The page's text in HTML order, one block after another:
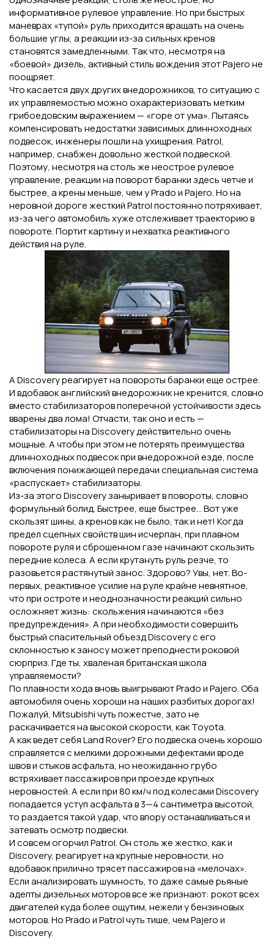
информативное рулевое управление. Но при быстрых
маневрах «тупой» руль приходится вращать на очень
большие углы, а реакции из-за сильных кренов
становятся замедленными. Так что, несмотря на
«боевой» дизель, активный стиль вождения этот Pajero не
поощряет.
Что касается двух других внедорожников, то ситуацию с
их управляемостью можно охарактеризовать метким
грибоедовским выражением — «горе от ума». Пытаясь
компенсировать недостатки зависимых длинноходных
подвесок, инженеры пошли на ухищрения. Patrol,
например, снабжен довольно жесткой подвеской.
Поэтому, несмотря на столь же неострое рулевое
управление, реакции на поворот баранки здесь четче и
быстрее, а крены меньше, чем у Prado и Pajero. Но на
неровной дороге жесткий Patrol постоянно потряхивает,
из-за чего автомобиль хуже отслеживает траекторию в
повороте. Портит картину и нехватка реактивного
действия на руле.
А Discovery реагирует на повороты баранки еще острее.
И вдобавок английский внедорожник не кренится, словно
вместо стабилизаторов поперечной устойчивости здесь
вварены два лома! Отчасти, так оно и есть —
стабилизаторы на Discovery действительно очень
мощные. А чтобы при этом не потерять преимущества
длинноходных подвесок при внедорожной езде, после
включения понижающей передачи специальная система
«распускает» стабилизаторы.
Из-за этого Discovery заныривает в повороты, словно
формульный болид. Быстрее, еще быстрее... Вот уже
скользят шины, а кренов как не было, так и нет! Когда
предел сцепных свойств шин исчерпан, при плавном
повороте руля и сброшенном газе начинают скользить
передние колеса. А если крутануть руль резче, то
разовьется растянутый занос. Здорово? Увы, нет. Во-
первых, реактивное усилие на руле крайне невнятное,
что при остроте и неоднозначности реакций сильно
осложняет жизнь: скольжения начинаются «без
предупреждения». А при необходимости совершить
быстрый спасительный объезд Discovery с его
склонностью к заносу может преподнести роковой
сюрприз. Где ты, хваленая британская школа
управляемости?
По плавности хода вновь выигрывают Prado и Pajero. Оба
автомобиля очень хороши на наших разбитых дорогах!
Пожалуй, Mitsubishi чуть пожестче, зато не
раскачивается на высокой скорости, как Toyota.
А как ведет себя Land Rover? Его подвеска очень хорошо
справляется с мелкими дорожными дефектами вроде
швов и стыков асфальта, но неожиданно грубо
встряхивает пассажиров при проезде крупных
неровностей. А если при 80 км/ч под колесами Discovery
попадается уступ асфальта в 3—4 сантиметра высотой,
то раздается такой удар, что впору останавливаться и
затевать осмотр подвески.
И совсем огорчил Patrol. Он столь же жестко, как и
Discovery, реагирует на крупные неровности, но
вдобавок прилично трясет пассажиров на «мелочах».
Если анализировать шумность, то даже самые рьяные
адепты дизельных моторов все же признают: рокот всех
двигателей куда более ощутим, нежели у бензиновых
моторов. Но Prado и Patrol чуть тише, чем Pajero и
Discovery.